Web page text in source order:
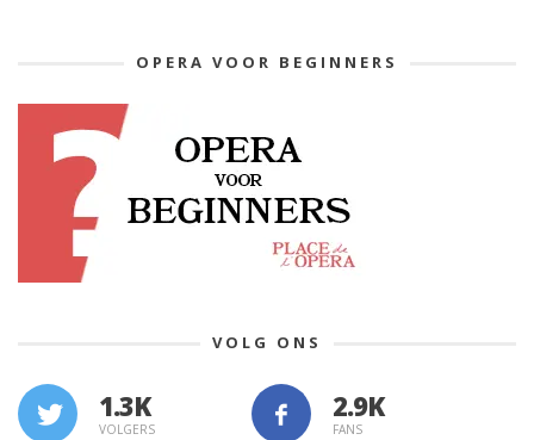
OPERA VOOR BEGINNERS
VOLG ONS
1.3K
VOLGERS FANS